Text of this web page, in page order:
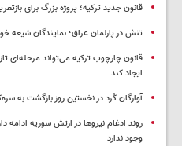
قانون جدید ترکیه؛ پروژه بزرگ‌ برای
تنش در پارلمان عراق؛ نمایندگان
قانون چارچوب ترکیه می‌تواند مرحله‌ای
ایجاد کند
آوارگان کُرد در نخستین روز بازگشت به
روند ادغام نیروها در ارتش سوریه
وجود ندارد